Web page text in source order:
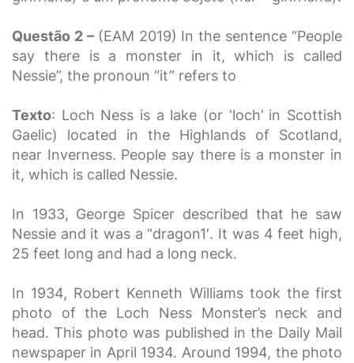
Questão 2 – (EAM 2019) In the sentence “People
say there is a monster in it, which is called
Nessie”, the pronoun “it” refers to
Texto: Loch Ness is a lake (or ‘loch’ in Scottish
Gaelic) located in the Highlands of Scotland,
near Inverness. People say there is a monster in
it, which is called Nessie.
In 1933, George Spicer described that he saw
Nessie and it was a “dragon1′. It was 4 feet high,
25 feet long and had a long neck.
In 1934, Robert Kenneth Williams took the first
photo of the Loch Ness Monster’s neck and
head. This photo was published in the Daily Mail
newspaper in April 1934. Around 1994, the photo